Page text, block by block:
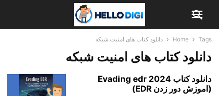
Home Tags دانلود کتاب های امنیت شبکه
دانلود کتاب های امنیت شبکه
دانلود کتاب Evading edr 2024
(اموزش دور زدن EDR)